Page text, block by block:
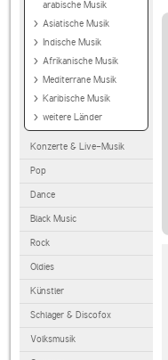
arabische Musik
Asiatische Musik
Indische Musik
Afrikanische Musik
Mediterrane Musik
Karibische Musik
weitere Länder
Konzerte & Live-Musik
Pop
Dance
Black Music
Rock
Oldies
Künstler
Schlager & Discofox
Volksmusik